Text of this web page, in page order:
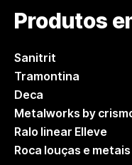
Produtos
Sanitrit
Tramontina
Deca
Metalworks by
Ralo linear Elleve
Roca louças e metais